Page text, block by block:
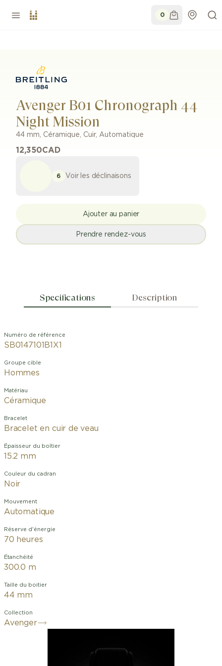
0
Avenger B01 Chronograph 44
Night Mission
44 mm, Céramique, Cuir, Automatique
12,350CAD
6 Voir les déclinaisons
Ajouter au panier
Prendre rendez-vous
Specifications Description
Numéro de référence
SB0147101B1X1
Groupe cible
Hommes
Matériau
Céramique
Bracelet
Bracelet en cuir de veau
Épaisseur du boîtier
15.2 mm
Couleur du cadran
Noir
Mouvement
Automatique
Réserve d'énergie
70 heures
Étanchéité
300.0 m
Taille du boitier
44 mm
Collection
Avenger